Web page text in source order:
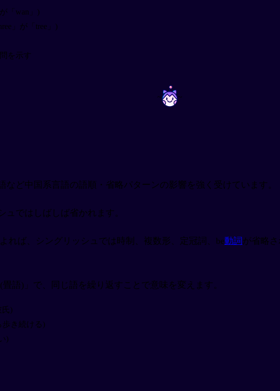
「wan」)
」が「tree」)
を示す
~ ~
ど中国系言語の語順・省略パターンの影響を強く受けています。
ではしばしば省かれます。
れば、シングリッシュでは時制、複数形、定冠詞、be動詞 が省略
語)」で、同じ語を繰り返すことで意味を変えます。
氏)
歩き続ける)
)